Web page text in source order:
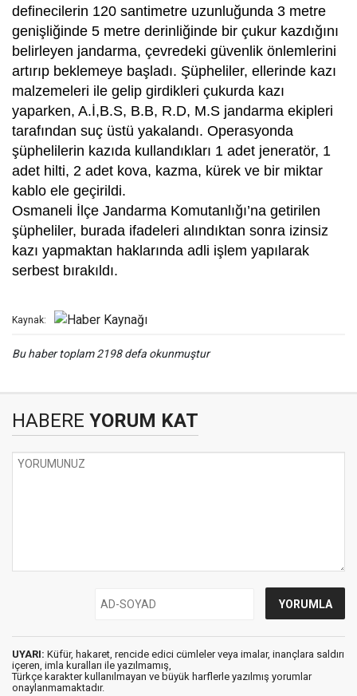
definecilerin 120 santimetre uzunluğunda 3 metre
genişliğinde 5 metre derinliğinde bir çukur kazdığını
belirleyen jandarma, çevredeki güvenlik önlemlerini
artırıp beklemeye başladı. Şüpheliler, ellerinde kazı
malzemeleri ile gelip girdikleri çukurda kazı
yaparken, A.İ,B.S, B.B, R.D, M.S jandarma ekipleri
tarafından suç üstü yakalandı. Operasyonda
şüphelilerin kazıda kullandıkları 1 adet jeneratör, 1
adet hilti, 2 adet kova, kazma, kürek ve bir miktar
kablo ele geçirildi.
Osmaneli İlçe Jandarma Komutanlığı’na getirilen
şüpheliler, burada ifadeleri alındıktan sonra izinsiz
kazı yapmaktan haklarında adli işlem yapılarak
serbest bırakıldı.
Kaynak:
Bu haber toplam 2198 defa okunmuştur
HABERE YORUM KAT
UYARI: Küfür, hakaret, rencide edici cümleler veya imalar, inançlara saldırı
içeren, imla kuralları ile yazılmamış,
Türkçe karakter kullanılmayan ve büyük harflerle yazılmış yorumlar
onaylanmamaktadır.